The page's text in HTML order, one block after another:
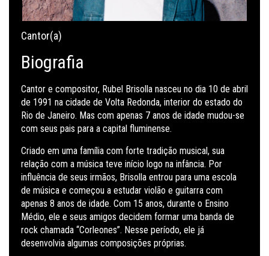
Cantor(a)
Biografia
Cantor e compositor, Rubel Brisolla nasceu no dia 10 de abril
de 1991 na cidade de Volta Redonda, interior do estado do
Rio de Janeiro. Mas com apenas 7 anos de idade mudou-se
com seus pais para a capital fluminense.
Criado em uma família com forte tradição musical, sua
relação com a música teve início logo na infância. Por
influência de seus irmãos, Brisolla entrou para uma escola
de música e começou a estudar violão e guitarra com
apenas 8 anos de idade. Com 15 anos, durante o Ensino
Médio, ele e seus amigos decidem formar uma banda de
rock chamada “Corleones”. Nesse período, ele já
desenvolvia algumas composições próprias.